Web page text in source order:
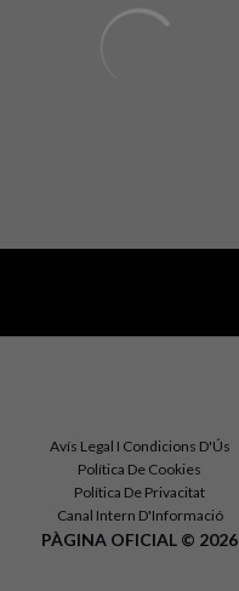
Avís Legal I Condicions D'Ús
Política De Cookies
Política De Privacitat
Canal Intern D'Informació
PÀGINA OFICIAL © 2026